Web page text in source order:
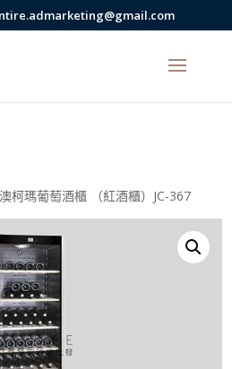
JhengHei","微軟正黑體",sans-serif
柯瑪葡萄酒櫃 （紅酒櫃）JC-367